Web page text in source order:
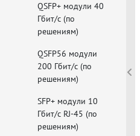
QSFP+ модули 40
Гбит/с (по
решениям)
QSFP56 модули
200 Гбит/с (по
решениям)
SFP+ модули 10
Гбит/с RJ-45 (по
решениям)